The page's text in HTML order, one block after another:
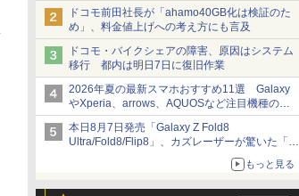
ドコモ前田社長が「ahamo40GB化は検証のた
め」、料金値上げへの考え方にも言及
ドコモ・バイクシェアの障害、原因はシステム
移行 都内は明日7日に復旧作業
2026年夏の最新スマホおすすめ11選 Galaxy
やXperia、arrows、AQUOSなど注目機種の特
徴は
本日8月7日発売「Galaxy Z Fold8
Ultra/Fold8/Flip8」、カズレーザーが驚いた「そ
もっと見る